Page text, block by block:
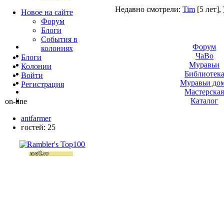
Недавно смотрели: Tim [5 лет],
Новое на сайте
Форум
Блоги
События в
колониях
Блоги
Колонии
Войти
Peгиcтpaция
on-line
antfarmer
гостей: 25
Форум
ЧаВо
Муравьи
Библиотека
Муравьи
Мастерская
Каталог